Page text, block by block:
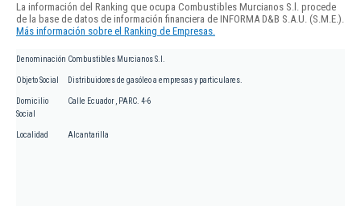
La información del Ranking que ocupa Combustibles Murcianos S.l. procede
de la base de datos de información financiera de INFORMA D&B S.A.U. (S.M.E.).
Más información sobre el Ranking de Empresas.
Denominación Combustibles Murcianos S.l.
Objeto Social Distribuidores de gasóleo a empresas y particulares.
Domicilio
Social
Calle Ecuador , PARC. 4-6
Localidad Alcantarilla